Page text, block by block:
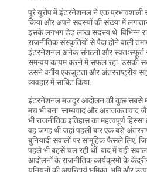
पूरे यूरोप में इंटरनेशनल ने एक प्रभावशाली
किया और अपने सदस्यों की संख्या में
इसके लगभग डेढ़ लाख सदस्य थे. विभिन्न
राजनीतिक संस्कृतियों से पैदा होने वाली
इंटरनेशनल अनेक संगठनों और स्वतःस्फूर्त
समन्वय कायम करने में सफल रहा. उसकी
उसने वर्गीय एकजुटता और अंतरराष्ट्रीय
व्यवहार में साबित किया.
इंटरनेशनल मजदूर आंदोलन की कुछ सबसे
मंच भी बना. साम्यवाद और अराजकतावाद
भी राजनीतिक इतिहास का महत्वपूर्ण
वह जगह थीं जहां पहली बार एक बड़े
बुनियादी सवालों पर सामूहिक फैसले लिए,
पहले भी बहसें चल रही थीं. बाद में यही
आंदोलनों के राजनीतिक कार्यक्रमों के